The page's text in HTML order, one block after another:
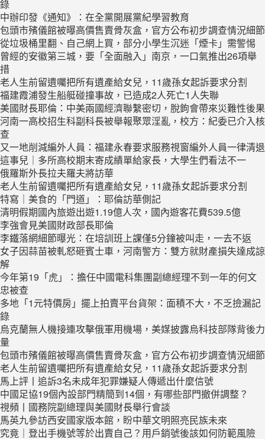
錄
中辦印發《通知》：在全黨開展黨紀學習教育
包頭市殯儀館被曝高價售賣骨灰盒，官方公布初步調查情況細節
從垃圾桶里翻、自己網上買，部分小學生沉迷「煙卡」需警惕
曾經的安徽第三城，要「全面融入」南京，一口氣推出26項舉
措
老人生前留遺囑把所有遺產給女兒，11歲孫女起訴要求分割
福建霞浦發生船艇碰撞事故，已造成2人死亡1人失聯
美國財長耶倫：中美兩國經濟聯繫密切，脫鉤會帶來災難性後果
河南一高校招生科副科長被舉報聚眾淫亂，校方：紀委已介入核
查
又一地削減編外人員：福建永春要求服務視窗編外人員一律清退
這事兒｜多所高校期末寄成績單給家長，大學生們看法不一
俄羅斯外長拉夫羅夫將訪華
老人生前留遺囑把所有遺產給女兒，11歲孫女起訴要求分割
特寫｜美食的「門道」：耶倫訪華側記
清明假期國內旅遊出遊1.19億人次，國內遊客花費539.5億
李強會見美國財政部長耶倫
李鐵落網細節曝光：在培訓班上課僅5分鐘被叫走，一去不返
女子因蒜苗被軋怒砸賓士車，河南警方：雙方就財產損失達成諒
解
今年第19「虎」：擔任中國電科集團副總經理不到一年的何文
忠被查
多地「1元特價房」擺上拍賣平台貨架：面積不大，不乏撿漏記
錄
烏克蘭無人機接連攻擊俄軍用機場，美媒披露烏科技部隊背後力
量
包頭市殯儀館被曝高價售賣骨灰盒，官方公布初步調查情況細節
老人生前留遺囑把所有遺產給女兒，11歲孫女起訴要求分割
馬上評丨追訴3名未成年犯罪嫌疑人傳遞出什麼信號
中國足協19個內設部門精簡到14個，有哪些部門撤併調整？
視頻丨國務院副總理與美國財長舉行會談
馬英九參訪西安國家版本館，盼中華文明照亮民族未來
究竟｜登出手機號等於出賣自己？用戶銷號後該如何防範風險